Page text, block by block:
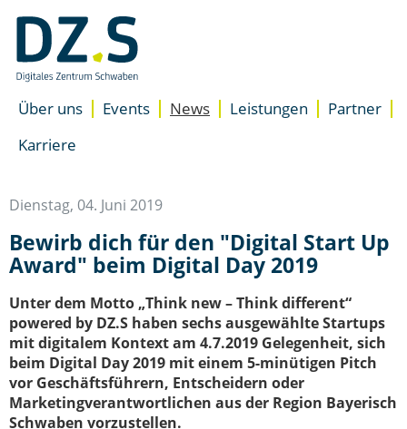
überspringen
Zum
Inhalt
Über uns
Standorte
Events News Leistungen
EXIST-
Expertenrat
Space
Coworking Space
Meeting- & Eventräume
Start-up Büroräume
Partner
Karriere
Dienstag, 04. Juni 2019
Bewirb dich für den "Digital Start Up
Award" beim Digital Day 2019
Unter dem Motto „Think new – Think different“
powered by DZ.S haben sechs ausgewählte Startups
mit digitalem Kontext am 4.7.2019 Gelegenheit, sich
beim Digital Day 2019 mit einem 5-minütigen Pitch
vor Geschäftsführern, Entscheidern oder
Marketingverantwortlichen aus der Region Bayerisch
Schwaben vorzustellen.